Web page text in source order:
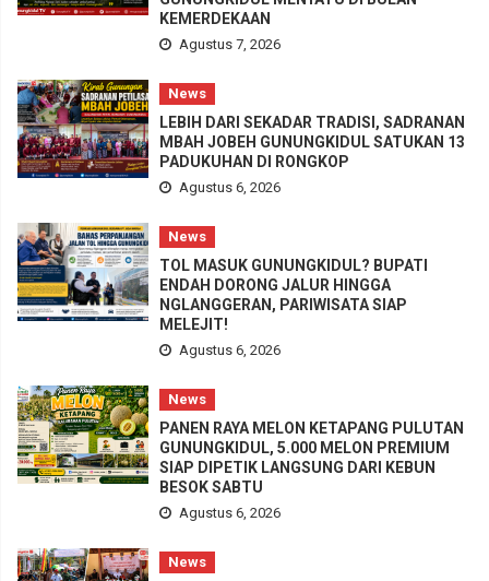
KEMERDEKAAN
Agustus 7, 2026
News
LEBIH DARI SEKADAR TRADISI, SADRANAN
MBAH JOBEH GUNUNGKIDUL SATUKAN 13
PADUKUHAN DI RONGKOP
Agustus 6, 2026
News
TOL MASUK GUNUNGKIDUL? BUPATI
ENDAH DORONG JALUR HINGGA
NGLANGGERAN, PARIWISATA SIAP
MELEJIT!
Agustus 6, 2026
News
PANEN RAYA MELON KETAPANG PULUTAN
GUNUNGKIDUL, 5.000 MELON PREMIUM
SIAP DIPETIK LANGSUNG DARI KEBUN
BESOK SABTU
Agustus 6, 2026
News